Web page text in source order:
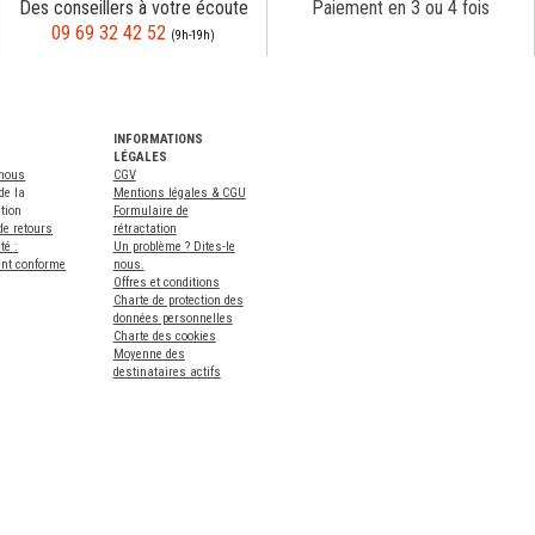
Des conseillers à votre écoute
09 69 32 42 52 (9h-19h)
Paiement en 3 ou 4 fois
la
retours
:
conforme
INFORMATIONS
LÉGALES
CGV
Mentions légales & CGU
Formulaire de
rétractation
Un problème ? Dites-le
nous.
Offres et conditions
Charte de protection des
données personnelles
Charte des cookies
Moyenne des
destinataires actifs